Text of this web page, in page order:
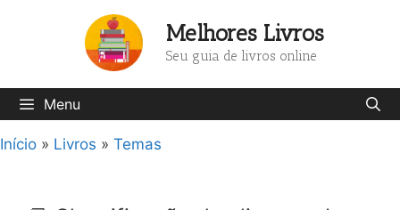
Melhores Livros
Seu guia de livros online
Menu
Início » Livros » Temas